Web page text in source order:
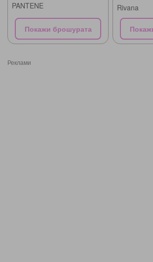
PANTENE
Покажи брошурата
Rivana
Реклами